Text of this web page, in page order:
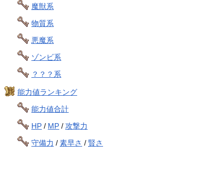
魔獣系
物質系
悪魔系
ゾンビ系
？？？系
能力値ランキング
能力値合計
HP / MP /攻撃力
守備力 /素早さ / 賢さ